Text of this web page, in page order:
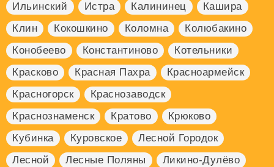
Ильинский
Истра Калининец
Кашира
Клин
Кокошкино Коломна
Колюбакино
Конобеево
Константиново
Котельники
Красково
Красная Пахра
Красноармейск
Красногорск
Краснозаводск
Краснознаменск
Кратово
Крюково
Кубинка
Куровское
Лесной Городок
Лесной
Лесные Поляны
Ликино-Дулёво